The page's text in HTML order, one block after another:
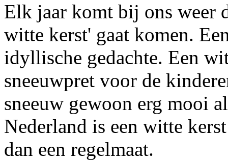
Elk jaar komt bij ons weer
witte kerst' gaat komen.
idyllische gedachte. Een
sneeuwpret voor de
sneeuw gewoon erg mooi
Nederland is een witte
dan een regelmaat.